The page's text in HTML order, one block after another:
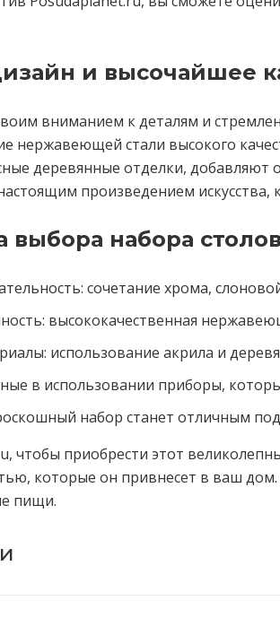
и высочайшее
вниманием к деталям и
нержавеющей стали высокого
деревянные отделки,
произведением искусства,
набора
сочетание хрома,
высококачественная
использование акрила и
в использовании приборы,
набор станет отличным
чтобы приобрести этот
которые он привнесет в ваш
пищи.